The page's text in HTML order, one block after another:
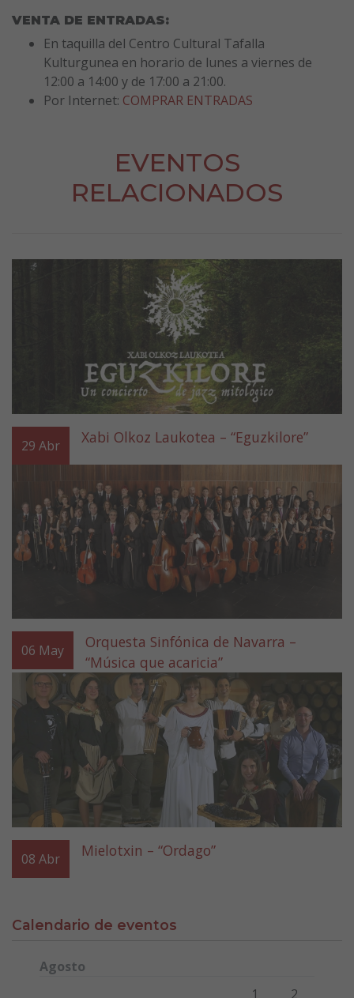
VENTA DE ENTRADAS:
En taquilla del Centro Cultural Tafalla
Kulturgunea en horario de lunes a viernes de
12:00 a 14:00 y de 17:00 a 21:00.
Por Internet: COMPRAR ENTRADAS
EVENTOS
RELACIONADOS
29 Abr Xabi Olkoz Laukotea – “Eguzkilore”
06 May
Orquesta Sinfónica de Navarra –
“Música que acaricia”
08 Abr Mielotxin – “Ordago”
Calendario de eventos
Agosto
Viernes Sábado
1 2